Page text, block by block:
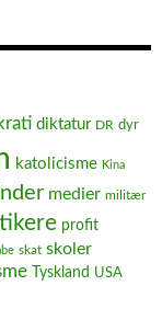
diktatur DR dyr
katolicisme Kina
medier militær
profit
skat skoler
Tyskland USA